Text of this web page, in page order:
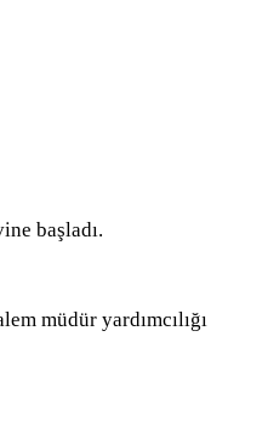
başladı.
müdür yardımcılığı